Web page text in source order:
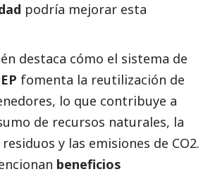
podría mejorar esta
destaca cómo el sistema de
fomenta la reutilización de
lo que contribuye a
de recursos naturales, la
y las emisiones de CO2.
beneficios